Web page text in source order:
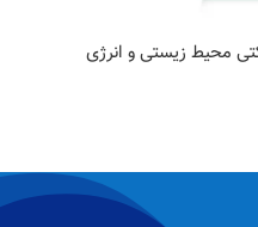
محیط زیستی و انرژی